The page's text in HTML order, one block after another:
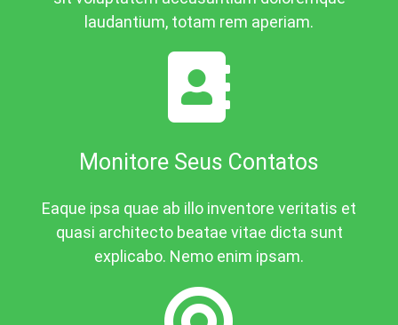
laudantium, totam rem aperiam.
Monitore Seus Contatos
Eaque ipsa quae ab illo inventore veritatis et
quasi architecto beatae vitae dicta sunt
explicabo. Nemo enim ipsam.